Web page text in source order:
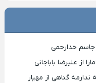
خدارحمی
از علیرضا باباجانی
گناهی از مهیار